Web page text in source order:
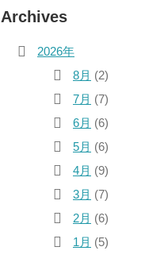
Archives
2026年
8月 (2)
7月 (7)
6月 (6)
5月 (6)
4月 (9)
3月 (7)
2月 (6)
1月 (5)